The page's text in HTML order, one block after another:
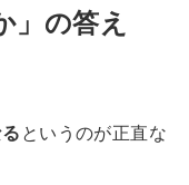
」の答え
というのが正直な